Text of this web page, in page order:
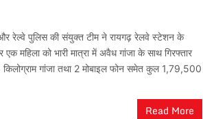
और रेल्वे पुलिस की संयुक्त टीम ने रायगढ़ रेलवे स्टेशन के
महिला को भारी मात्रा में अवैध गांजा के साथ गिरफ्तार
गांजा तथा 2 मोबाइल फोन समेत कुल 1,79,500
Read More